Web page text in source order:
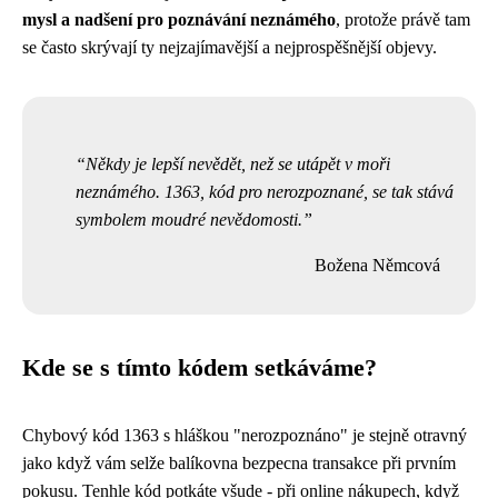
mysl a nadšení pro poznávání neznámého, protože právě tam
se často skrývají ty nejzajímavější a nejprospěšnější objevy.
Někdy je lepší nevědět, než se utápět v moři
neznámého. 1363, kód pro nerozpoznané, se tak stává
symbolem moudré nevědomosti.
Božena Němcová
Kde se s tímto kódem setkáváme?
Chybový kód 1363 s hláškou "nerozpoznáno" je stejně otravný
jako když vám selže balíkovna bezpecna transakce při prvním
pokusu. Tenhle kód potkáte všude - při online nákupech, když